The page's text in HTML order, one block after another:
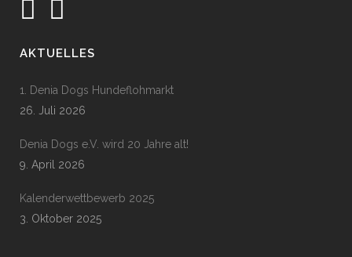
AKTUELLES
1. Denia Dogs Hundeflohmarkt
26. Juli 2026
Denia Dogs e.V. wird 20 Jahre alt!
9. April 2026
Kalenderwettbewerb 2025
3. Oktober 2025